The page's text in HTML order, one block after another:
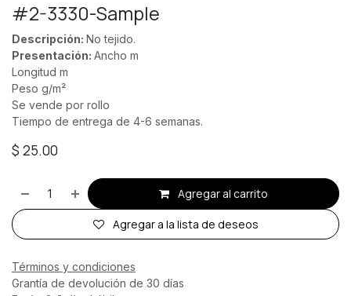
#2-3330-Sample
Descripción: No tejido.
Presentación: Ancho m
Longitud m
Peso g/m²
Se vende por rollo
Tiempo de entrega de 4-6 semanas.
$ 25.00
Agregar al carrito
Agregar a la lista de deseos
Términos y condiciones
Grantía de devolución de 30 días